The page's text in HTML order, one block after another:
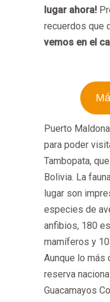
lugar ahora!
recuerdos que
vemos en el
Puerto
para poder
Tambopata,
Bolivia. La
lugar son
especies de
anfibios, 180
mamíferos y
Aunque lo más
reserva
Guacamayos